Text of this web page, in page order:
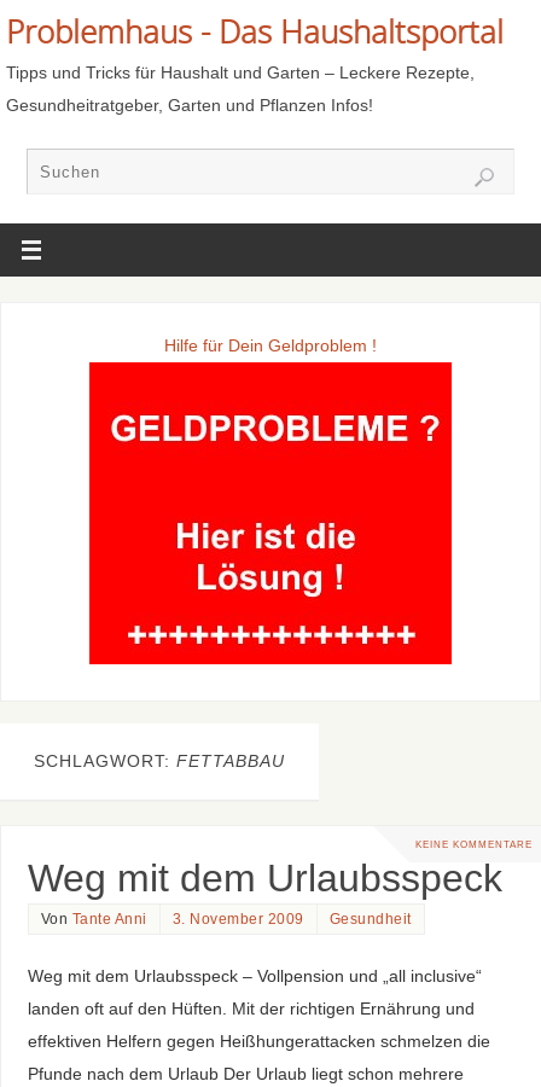
Problemhaus - Das Haushaltsportal
Tipps und Tricks für Haushalt und Garten – Leckere Rezepte,
Gesundheitratgeber, Garten und Pflanzen Infos!
Hilfe für Dein Geldproblem !
SCHLAGWORT: FETTABBAU
KEINE KOMMENTARE
Weg mit dem Urlaubsspeck
Von Tante Anni 3. November 2009 Gesundheit
Weg mit dem Urlaubsspeck – Vollpension und „all inclusive“
landen oft auf den Hüften. Mit der richtigen Ernährung und
effektiven Helfern gegen Heißhungerattacken schmelzen die
Pfunde nach dem Urlaub Der Urlaub liegt schon mehrere